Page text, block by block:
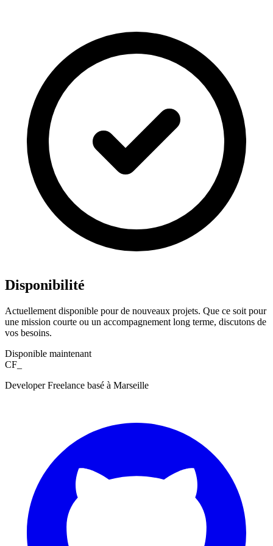
Disponibilité
Actuellement disponible pour de nouveaux projets. Que ce soit pour
une mission courte ou un accompagnement long terme, discutons de
vos besoins.
Disponible maintenant
CF_
Developer Freelance basé à Marseille